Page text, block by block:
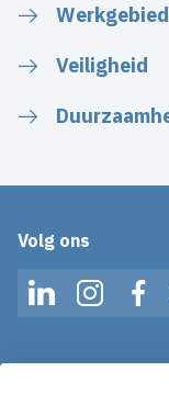
Veiligheid
Volg ons
LinkedInInstagram